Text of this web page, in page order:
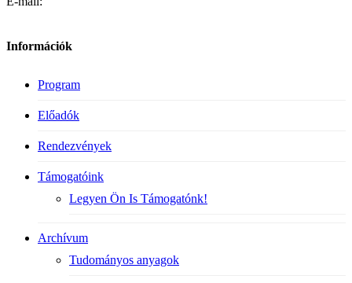
Információk
Program
Előadók
Rendezvények
Támogatóink
Legyen Ön Is Támogatónk!
Archívum
Tudományos anyagok